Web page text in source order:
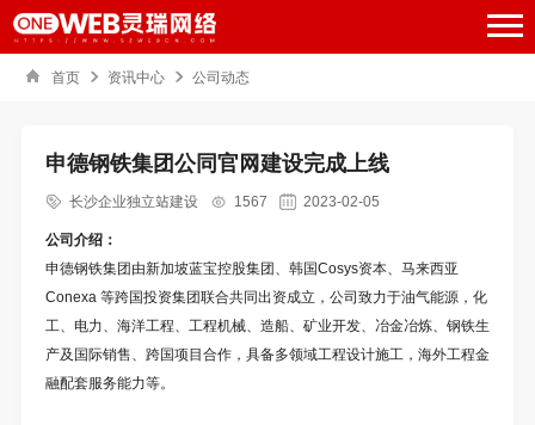
首页 资讯中心 公司动态
申德钢铁集团公同官网建设完成上线
长沙企业独立站建设 1567
2023-02-05
公司介绍：
申德钢铁集团由新加坡蓝宝控股集团、韩国Cosys资本、马来西亚
Conexa 等跨国投资集团联合共同出资成立，公司致力于油气能源，化
工、电力、海洋工程、工程机械、造船、矿业开发、冶金冶炼、钢铁生
产及国际销售、跨国项目合作，具备多领域工程设计施工，海外工程金
融配套服务能力等。